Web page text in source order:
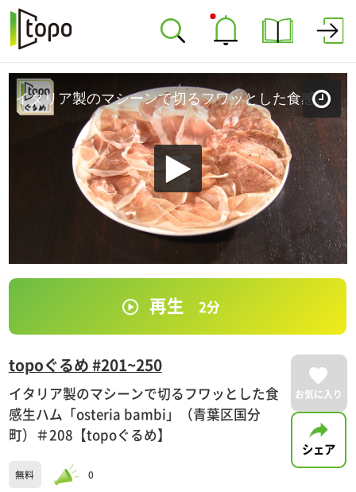
イタリア製のマシーンで切るフワッとした食感生ハム「osteria bambi」（青葉区国分町）＃208【topoぐるめ】
再生 2分
topoぐるめ #201~250
イタリア製のマシーンで切るフワッとした食
感生ハム「osteria bambi」（青葉区国分
町）＃208【topoぐるめ】
無料 0
お気に入り
シェア